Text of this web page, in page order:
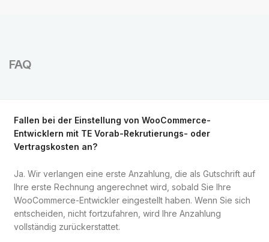
FAQ
Fallen bei der Einstellung von WooCommerce-
Entwicklern mit TE Vorab-Rekrutierungs- oder
Vertragskosten an?
Ja. Wir verlangen eine erste Anzahlung, die als Gutschrift auf
Ihre erste Rechnung angerechnet wird, sobald Sie Ihre
WooCommerce-Entwickler eingestellt haben. Wenn Sie sich
entscheiden, nicht fortzufahren, wird Ihre Anzahlung
vollständig zurückerstattet.